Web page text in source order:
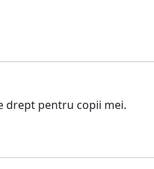
drept pentru copii mei.